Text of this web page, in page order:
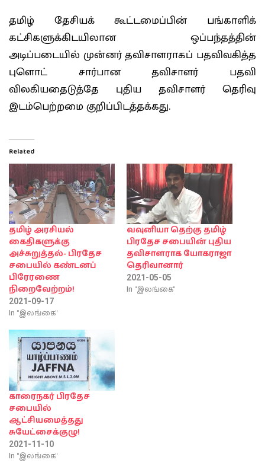
தமிழ் தேசியக் கூட்டமைப்பின் பங்காளிக்
கட்சிகளுக்கிடயிலான ஒப்பந்தத்தின்
அடிப்படையில் முன்னர் தவிசாளராகப் பதவிவகித்த
புளொட் சார்பான தவிசாளர் பதவி
விலகியதைடுத்தே புதிய தவிசாளர் தெரிவு
இடம்பெற்றமை குறிப்பிடத்தக்கது.
Related
தமிழ் அரசியல்
கைதிகளுக்கு
அச்சுறுத்தல்- பிரதேச
சபையில் கண்டனப்
பிரேரணை
நிறைவேற்றம்!
2021-09-17
In "இலங்கை"
வவுனியா தெற்கு தமிழ்
பிரதேச சபையின் புதிய
தவிசாளராக யோகராஜா
தெரிவானார்
2021-05-05
In "இலங்கை"
காரைநகர் பிரதேச
சபையில்
ஆட்சியமைத்தது
சுயேட்சைக்குழு!
2021-11-10
In "இலங்கை"